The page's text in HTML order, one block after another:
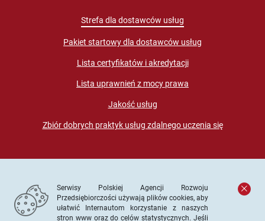
Strefa dla dostawców usług
Pakiet startowy dla dostawców usług
Lista certyfikatów i akredytacji
Lista uprawnień z mocy prawa
Jakość usług
Zbiór dobrych praktyk usług zdalnego uczenia się
Serwisy Polskiej Agencji Rozwoju
Przedsiębiorczości używają plików cookies, aby
ułatwić Internautom korzystanie z naszych
stron www oraz do celów statystycznych. Jeśli